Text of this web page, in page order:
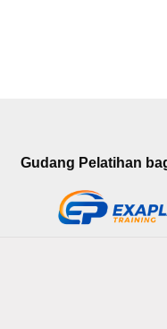
Gudang Pelatihan